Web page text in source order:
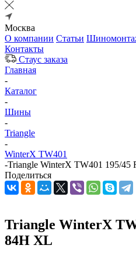
Москва
О компании Статьи
Контакты
Стаус заказа
Главная
-
Каталог
-
Шины
-
Triangle
-
WinterX TW401
-Triangle WinterX TW401 195/45
Поделиться
Triangle WinterX
84H XL